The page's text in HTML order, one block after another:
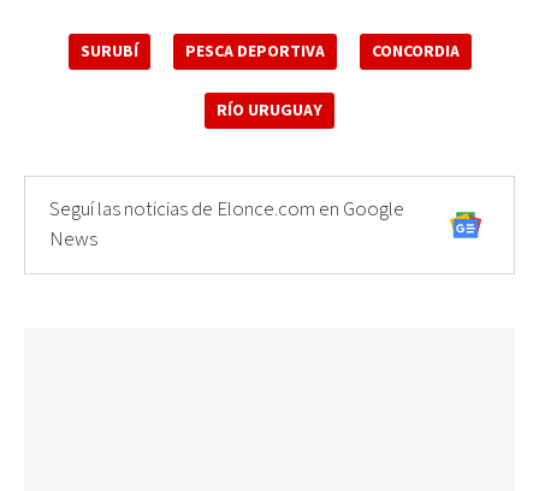
SURUBÍ PESCA DEPORTIVA CONCORDIA
RÍO URUGUAY
Seguí las noticias de Elonce.com en Google
News